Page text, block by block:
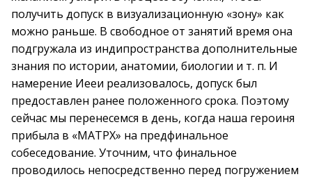
получить допуск в визуализационную «зону» как
можно раньше. В свободное от занятий время она
подгружала из индипространства дополнительные
знания по истории, анатомии, биологии и т. п. И
намерение Иееи реализовалось, допуск был
предоставлен ранее положенного срока. Поэтому
сейчас мы перенесемся в день, когда наша героиня
прибыла в «МАТРХ» на предфинальное
собеседование. Уточним, что финальное
проводилось непосредственно перед погружением